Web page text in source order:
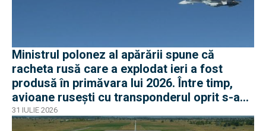
Ministrul polonez al apărării spune că
racheta rusă care a explodat ieri a fost
produsă în primăvara lui 2026. Între timp,
avioane rusești cu transponderul oprit s-au
apropiat de frontiera Poloniei
31 IULIE 2026